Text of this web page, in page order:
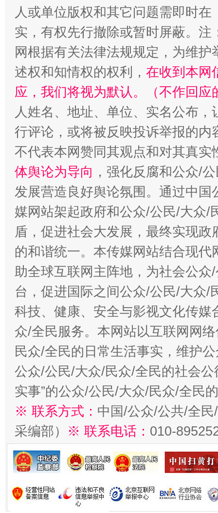
人或单位版权和其它问题需即时在
实，有权先行撤除或暂时屏蔽。
网根据有关法律法规规定，为维
述权和知情权的权利， 在收到本网
应，我们将视为默认。（不作回应
人姓名、地址、单位、实名公布
行评论，或将被反映投诉举报的
不代表本网赞同其观点和对其真实
体舆论为导向 ，强化反腐和公众/
发展营造良好舆论氛围。通过中
媒网站架起政府和公众/公民/大众/
盾，促进社会大发展，最终实现
的和谐统一。本传媒网站结合现
助全球互联网主阵地，为社会公
台，促进国际之间公众/公民/大众/
科技、健康、安全与影视文化传
众/全民服务。本网站以互联网网
民众/全民的日常生活事实，维护
公众/公民/大众/民众/全民的社会公
实事”的公众/公民/大众/民众/全民
※ 联系方式： 中国/公众/公共/全
采编部） ※ 联系电话： 010-